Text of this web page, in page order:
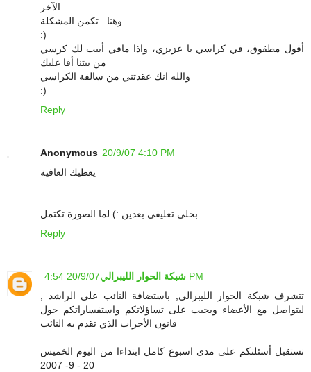
الآخر
وهنا...تكمن المشكلة
:)
أقول مطقوق، في كراسي يا عزيزي، واذا مافي أييب لك كرسي
من بيتنا أفا عليك
والله انك عقدتني من سالفة الكراسي
:)
Reply
Anonymous 20/9/07 4:10 PM
يعطيك العافية
بخلي تعليقي بعدين :) لما الصورة تكتمل
Reply
شبكة الحوار الليبرالي 20/9/07 4:54 PM
تتشرف شبكة الحوار الليبرالي, باستضافة النائب علي الراشد ,
ليتواصل مع الأعضاء ويجيب على تساؤلاتكم واستفساراتكم حول
قانون الأحزاب الذي تقدم به النائب
نستقبل أسئلتكم على مدى اسبوع كامل ابتداءا من اليوم الخميس
20 - 9- 2007